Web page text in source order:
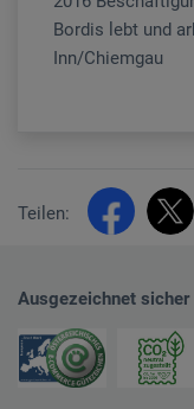
Bordis lebt und
Inn/Chiemgau
Teilen:
Ausgezeichnet sicher